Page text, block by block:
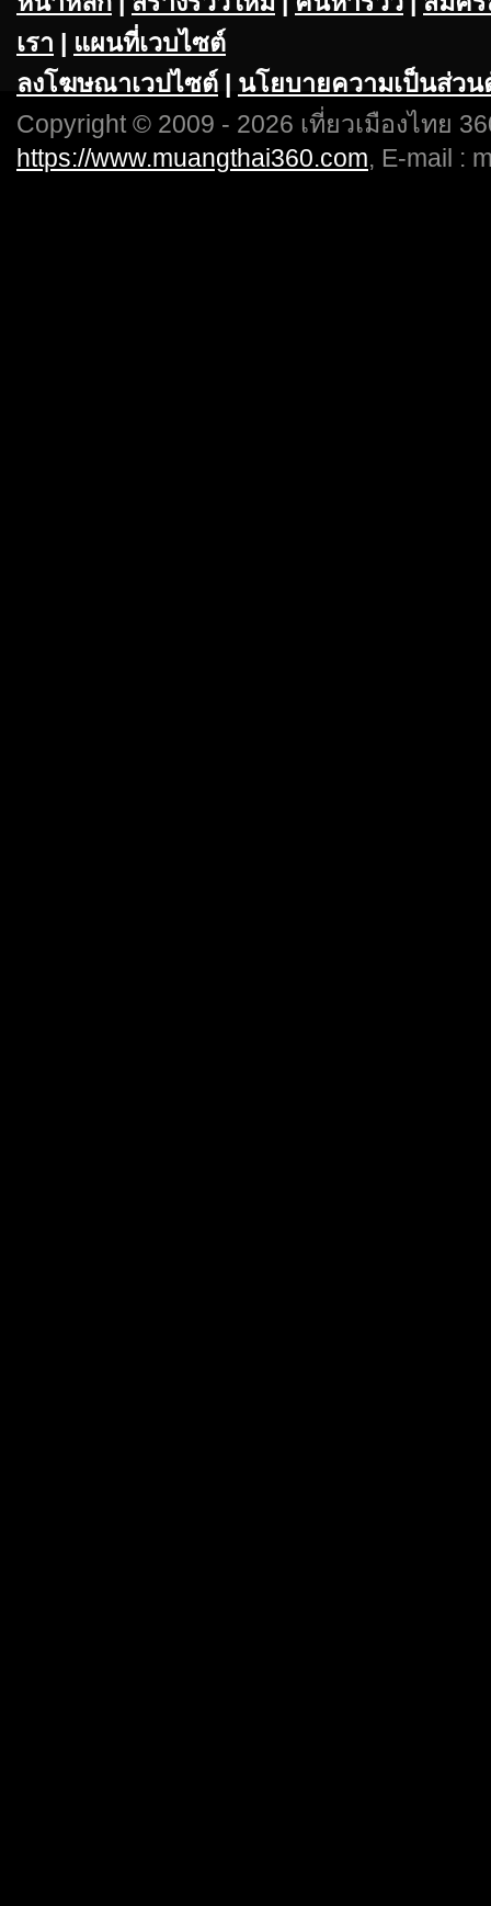
เรา | แผนที่เวบไซต์
ลงโฆษณาเวปไซต์ | นโยบายความเป็นส่วน
Copyright © 2009 - 2026 เที่ยวเมืองไทย
https://www.muangthai360.com, E-mail :